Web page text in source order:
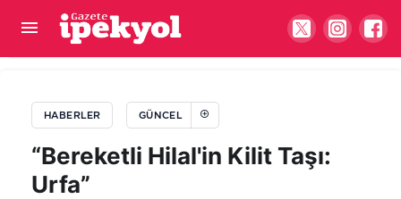
HABERLER GÜNCEL
“Bereketli Hilal'in Kilit Taşı:
Urfa”
Şanlıurfa'da şarampole devrilen tır alev aldı: